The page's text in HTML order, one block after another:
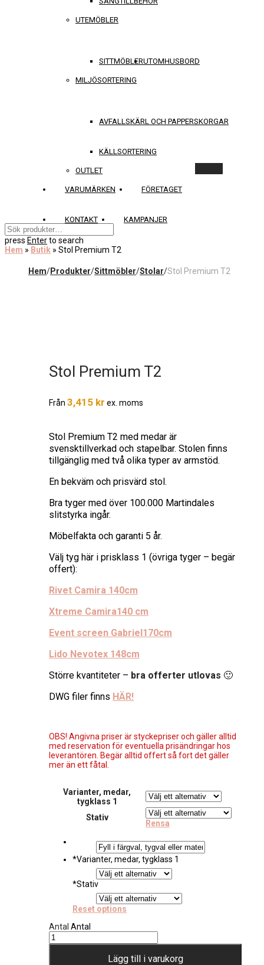
UTEMÖBLER
SITTMÖBLERUTOMHUSBORD
MILJÖSORTERING
AVFALLSKÄRL OCH PAPPERSKORGAR
KÄLLSORTERING
OUTLET
VARUMÄRKEN FÖRETAGET
KONTAKT KAMPANJER
press Enterto search
Hem » Butik » Stol Premium T2
Hem/Produkter/Sittmöbler/Stolar/Stol Premium T2
Stol Premium T2
Från 3,415 kr ex. moms
Stol Premium T2 med medar är
svensktillverkad och stapelbar. Stolen finns
tillgänglig med två olika typer av armstöd.
En bekväm och prisvärd stol.
Bra tyger med över 100.000 Martindales
slitstyrka ingår.
Möbelfakta och garanti 5 år.
Välj tyg här i prisklass 1 (övriga tyger – begär
offert):
Rivet Camira 140cm
Xtreme Camira140 cm
Event screen Gabriel170cm
Lido Nevotex 148cm
Större kvantiteter – bra offerter utlovas 🙂
DWG filer finns HÄR!
OBS! Angivna priser är styckepriser och gäller alltid
med reservation för eventuella prisändringar hos
leverantören. Begär alltid offert så fort det gäller
mer än ett fåtal.
Varianter, medar,
tygklass 1
Stativ
Rensa
*Varianter, medar, tygklass 1
*Stativ
Reset options
Antal Antal
Lägg till i varukorg